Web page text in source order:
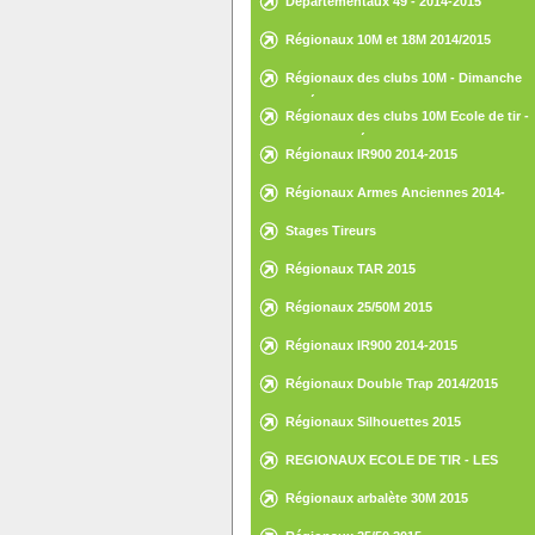
Régionaux 10M et 18M 2014/2015
Régionaux des clubs 10M - Dimanche
15 février 2015 - St-Nazaire
Régionaux des clubs 10M Ecole de tir -
Samedi 14 février 2015 - St-Nazaire
Régionaux IR900 2014-2015
Régionaux Armes Anciennes 2014-
Stages Tireurs
Régionaux TAR 2015
Régionaux 25/50M 2015
Régionaux IR900 2014-2015
Régionaux Double Trap 2014/2015
Régionaux Silhouettes 2015
REGIONAUX ECOLE DE TIR - LES
Régionaux arbalète 30M 2015